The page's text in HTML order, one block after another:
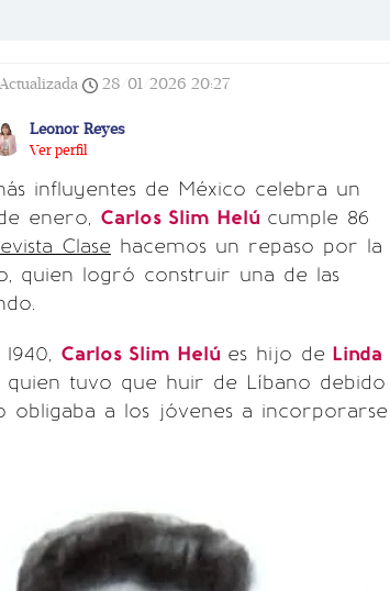
Actualizada 28/01/2026 20:27
Leonor Reyes
Ver perfil
influyentes de México celebra un
enero, Carlos Slim Helú cumple 86
Clase hacemos un repaso por la
quien logró construir una de las
Carlos Slim Helú es hijo de Linda
quien tuvo que huir de Líbano debido
a los jóvenes a incorporarse